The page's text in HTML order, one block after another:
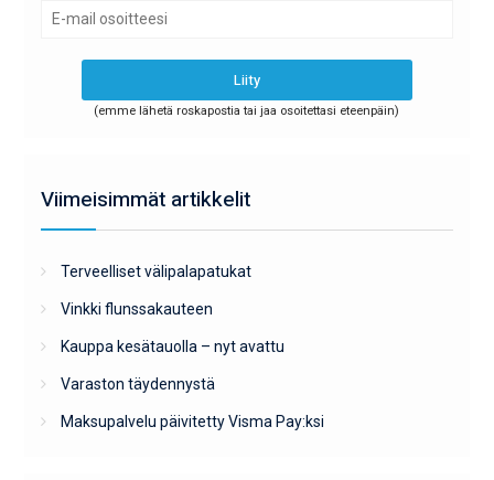
(emme lähetä roskapostia tai jaa osoitettasi eteenpäin)
Viimeisimmät artikkelit
Terveelliset välipalapatukat
Vinkki flunssakauteen
Kauppa kesätauolla – nyt avattu
Varaston täydennystä
Maksupalvelu päivitetty Visma Pay:ksi